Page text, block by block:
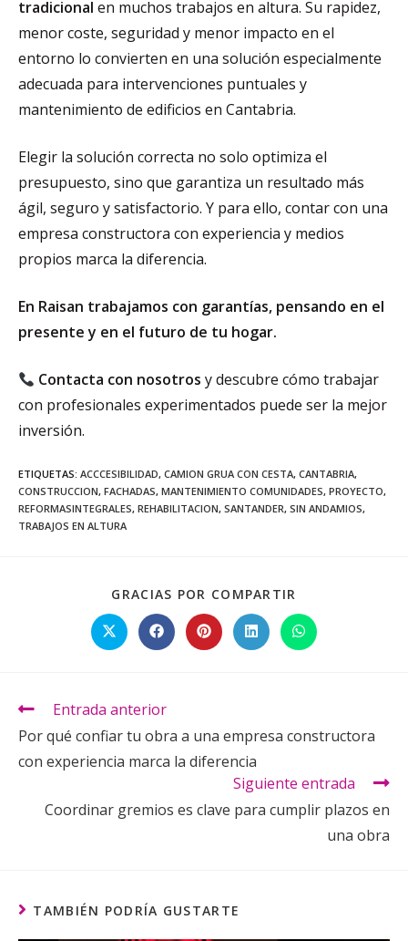
tradicional en muchos trabajos en altura. Su rapidez,
menor coste, seguridad y menor impacto en el
entorno lo convierten en una solución especialmente
adecuada para intervenciones puntuales y
mantenimiento de edificios en Cantabria.
Elegir la solución correcta no solo optimiza el
presupuesto, sino que garantiza un resultado más
ágil, seguro y satisfactorio. Y para ello, contar con una
empresa constructora con experiencia y medios
propios marca la diferencia.
En Raisan trabajamos con garantías, pensando en el
presente y en el futuro de tu hogar.
Contacta con nosotros y descubre cómo trabajar
con profesionales experimentados puede ser la mejor
inversión.
ETIQUETAS: ACCCESIBILIDAD, CAMION GRUA CON CESTA, CANTABRIA,
CONSTRUCCION, FACHADAS, MANTENIMIENTO COMUNIDADES, PROYECTO,
REFORMASINTEGRALES, REHABILITACION, SANTANDER, SIN ANDAMIOS,
TRABAJOS EN ALTURA
GRACIAS POR COMPARTIR
Entrada anterior
Por qué confiar tu obra a una empresa constructora
con experiencia marca la diferencia
Siguiente entrada
Coordinar gremios es clave para cumplir plazos en
una obra
TAMBIÉN PODRÍA GUSTARTE